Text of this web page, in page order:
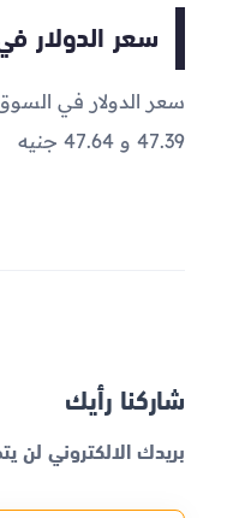
سعر الدولار
سعر الدولار في
47.39 و 47.64 جنيه
شاركنا رأيك
بريدك الالكتروني لن